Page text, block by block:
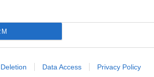
Data Access Privacy Policy
ΟΙΚΟΝΟΜΙΑ
Αγορά ομολόγων: Στο
περιθώριο των ελληνικών